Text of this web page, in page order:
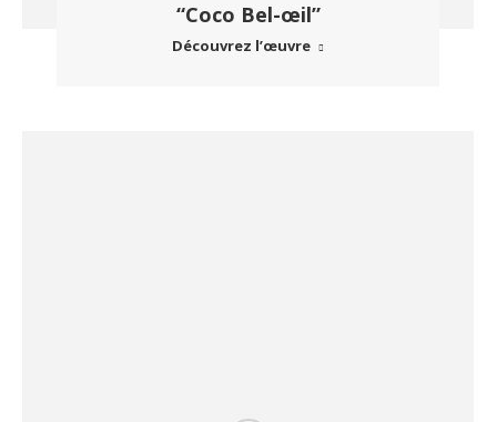
“Coco Bel-œil”
Découvrez l’œuvre